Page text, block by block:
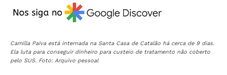
Camilla Paiva está internada na Santa Casa de Catalão há cerca de 9 dias.
Ela luta para conseguir dinheiro para custeio de tratamento não coberto
pelo SUS. Foto: Arquivo pessoal